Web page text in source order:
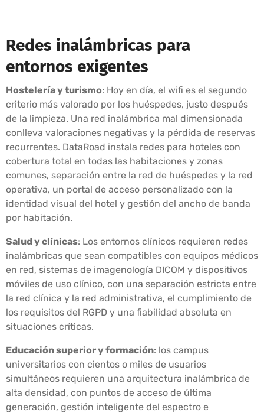
Redes inalámbricas para
entornos exigentes
Hostelería y turismo: Hoy en día, el wifi es el segundo
criterio más valorado por los huéspedes, justo después
de la limpieza. Una red inalámbrica mal dimensionada
conlleva valoraciones negativas y la pérdida de reservas
recurrentes. DataRoad instala redes para hoteles con
cobertura total en todas las habitaciones y zonas
comunes, separación entre la red de huéspedes y la red
operativa, un portal de acceso personalizado con la
identidad visual del hotel y gestión del ancho de banda
por habitación.
Salud y clínicas: Los entornos clínicos requieren redes
inalámbricas que sean compatibles con equipos médicos
en red, sistemas de imagenología DICOM y dispositivos
móviles de uso clínico, con una separación estricta entre
la red clínica y la red administrativa, el cumplimiento de
los requisitos del RGPD y una fiabilidad absoluta en
situaciones críticas.
Educación superior y formación: los campus
universitarios con cientos o miles de usuarios
simultáneos requieren una arquitectura inalámbrica de
alta densidad, con puntos de acceso de última
generación, gestión inteligente del espectro e